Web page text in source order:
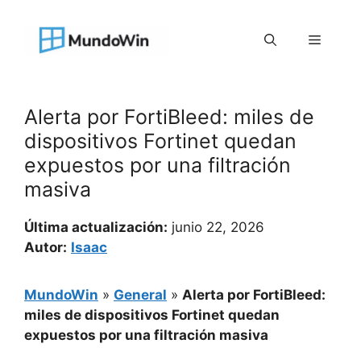
contenido
Menú
Alerta por FortiBleed: miles de
dispositivos Fortinet quedan
expuestos por una filtración
masiva
Última actualización: junio 22, 2026
Autor: Isaac
MundoWin » General » Alerta por FortiBleed:
miles de dispositivos Fortinet quedan
expuestos por una filtración masiva